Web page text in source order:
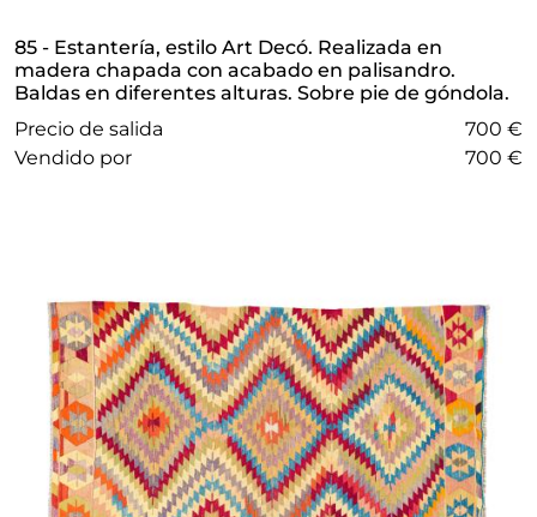
85 - Estantería, estilo Art Decó. Realizada en
madera chapada con acabado en palisandro.
Baldas en diferentes alturas. Sobre pie de góndola.
Precio de salida
700 €
vendido por
700 €